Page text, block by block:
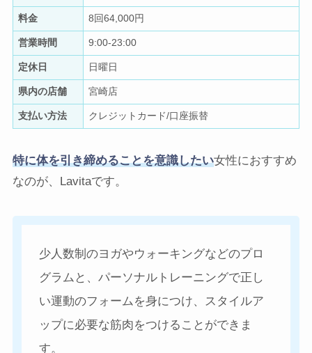
料金 8回64,000円
営業時間 9:00-23:00
定休日 日曜日
県内の店舗 宮崎店
支払い方法 クレジットカード/口座振替
特に体を引き締めることを意識したい女性におすすめ
なのが、Lavitaです。
少人数制のヨガやウォーキングなどのプロ
グラムと、パーソナルトレーニングで正し
い運動のフォームを身につけ、スタイルア
ップに必要な筋肉をつけることができま
す。